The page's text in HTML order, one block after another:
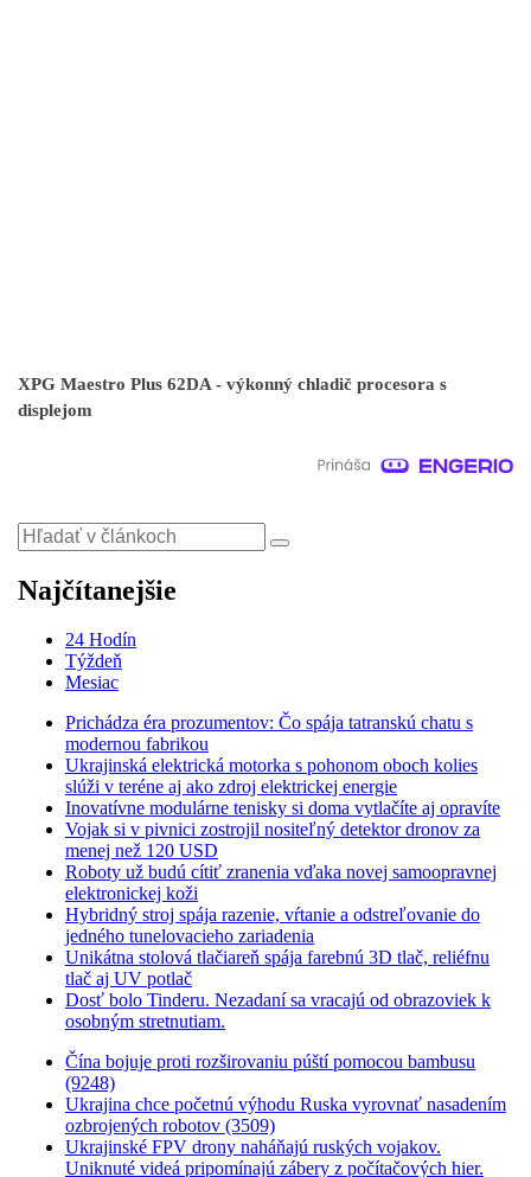
XPG Maestro Plus 62DA - výkonný chladič procesora s
displejom
Najčítanejšie
24 Hodín
Týždeň
Mesiac
Prichádza éra prozumentov: Čo spája tatranskú chatu s
modernou fabrikou
Ukrajinská elektrická motorka s pohonom oboch kolies
slúži v teréne aj ako zdroj elektrickej energie
Inovatívne modulárne tenisky si doma vytlačíte aj opravíte
Vojak si v pivnici zostrojil nositeľný detektor dronov za
menej než 120 USD
Roboty už budú cítiť zranenia vďaka novej samoopravnej
elektronickej koži
Hybridný stroj spája razenie, vŕtanie a odstreľovanie do
jedného tunelovacieho zariadenia
Unikátna stolová tlačiareň spája farebnú 3D tlač, reliéfnu
tlač aj UV potlač
Dosť bolo Tinderu. Nezadaní sa vracajú od obrazoviek k
osobným stretnutiam.
Čína bojuje proti rozširovaniu púští pomocou bambusu
(9248)
Ukrajina chce početnú výhodu Ruska vyrovnať nasadením
ozbrojených robotov (3509)
Ukrajinské FPV drony naháňajú ruských vojakov.
Uniknuté videá pripomínajú zábery z počítačových hier.